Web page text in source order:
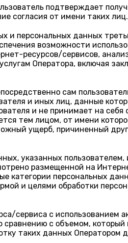
подтверждает
согласия от имени таких лиц.
и персональных данных
возможности
ресурсов/сервисов,
Оператора, включая
сам
и иных лиц, данные
и не принимает на себя
тем лицом, от имени
ущерб, причиненный
указанных пользователем,
размещенной на
категории персональных
и целями обработки
сервиса с использованием
сравнению с объемом, который
таких данных Оператором